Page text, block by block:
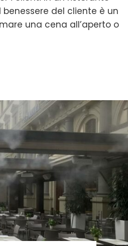
del cliente è un
una cena all’aperto o